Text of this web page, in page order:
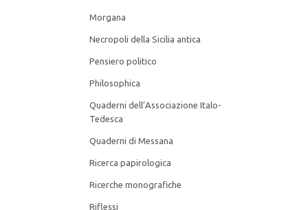
PHILOSOPHICA
AGROALIMENTARE
Morgana
Necropoli della Sicilia antica
Pensiero politico
Philosophica
Quaderni dell’Associazione Italo-
Tedesca
Quaderni di Messana
Ricerca papirologica
Ricerche monografiche
Riflessi